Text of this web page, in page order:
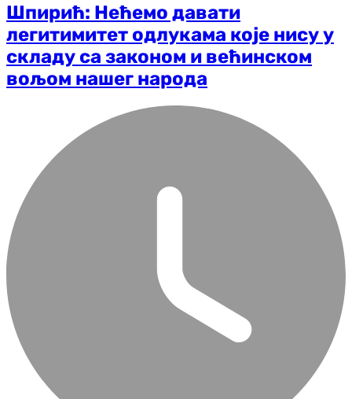
Шпирић: Нећемо давати
легитимитет одлукама које нису у
складу са законом и већинском
вољом нашег народа